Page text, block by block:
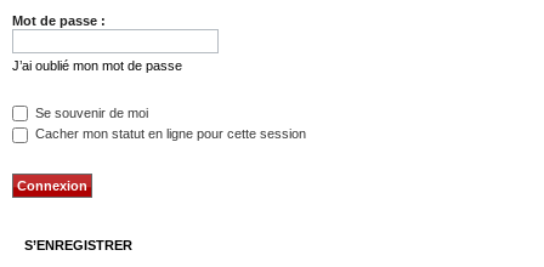
Mot de passe :
J’ai oublié mon mot de passe
Se souvenir de moi
Cacher mon statut en ligne pour cette session
S’ENREGISTRER